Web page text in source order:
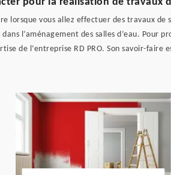
lorsque vous allez effectuer des travaux
l’aménagement des salles d’eau.
de l’entreprise RD PRO. Son savoir-